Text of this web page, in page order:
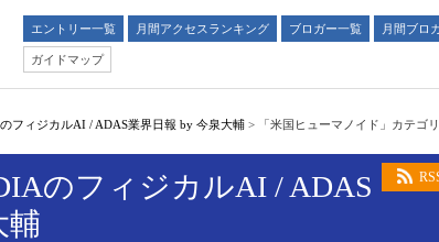
エントリー一覧 月間アクセスランキング ブロガー一覧
月間ブロ
ガイドマップ
フィジカルAI / ADAS業界日報 by 今泉大輔 > 「米国ヒューマノイド」カテゴ
のフィジカルAI / ADAS
輔